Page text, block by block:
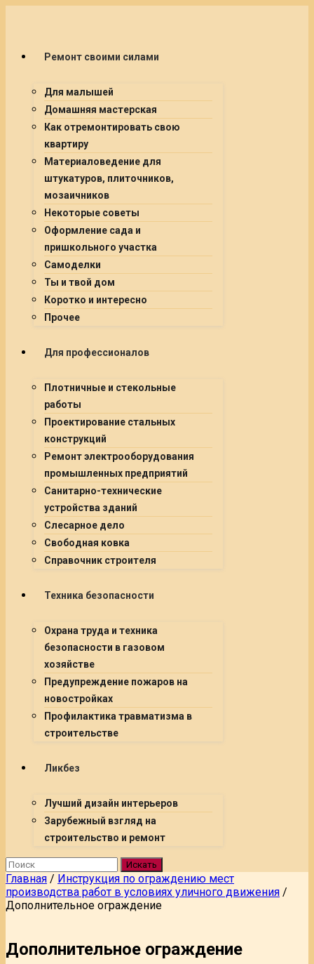
Ремонт своими силами
Для малышей
Домашняя мастерская
Как отремонтировать свою
квартиру
Материаловедение для
штукатуров, плиточников,
мозаичников
Некоторые советы
Оформление сада и
пришкольного участка
Самоделки
Ты и твой дом
Коротко и интересно
Прочее
Для профессионалов
Плотничные и стекольные
работы
Проектирование стальных
конструкций
Ремонт электрооборудования
промышленных предприятий
Санитарно-технические
устройства зданий
Слесарное дело
Свободная ковка
Справочник строителя
Техника безопасности
Охрана труда и техника
безопасности в газовом
хозяйстве
Предупреждение пожаров на
новостройках
Профилактика травматизма в
строительстве
Ликбез
Лучший дизайн интерьеров
Зарубежный взгляд на
строительство и ремонт
Искать
Главная / Инструкция по ограждению мест
производства работ в условиях уличного движения /
Дополнительное ограждение
Дополнительное ограждение